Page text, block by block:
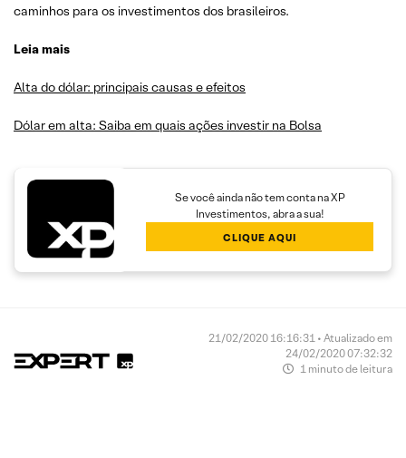
caminhos para os investimentos dos brasileiros.
Leia mais
Alta do dólar: principais causas e efeitos
Dólar em alta: Saiba em quais ações investir na Bolsa
Se você ainda não tem conta na XP
Investimentos, abra a sua!
CLIQUE AQUI
21/02/2020 16:16:31 • Atualizado em
24/02/2020 07:32:32
1 minuto de leitura